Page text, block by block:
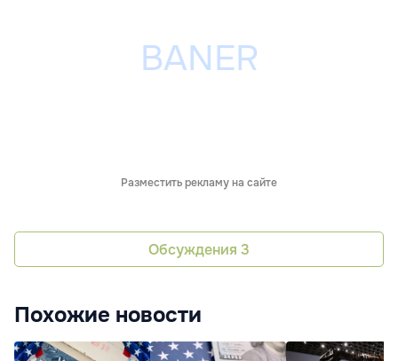
Разместить рекламу на сайте
Обсуждения 3
Похожие новости